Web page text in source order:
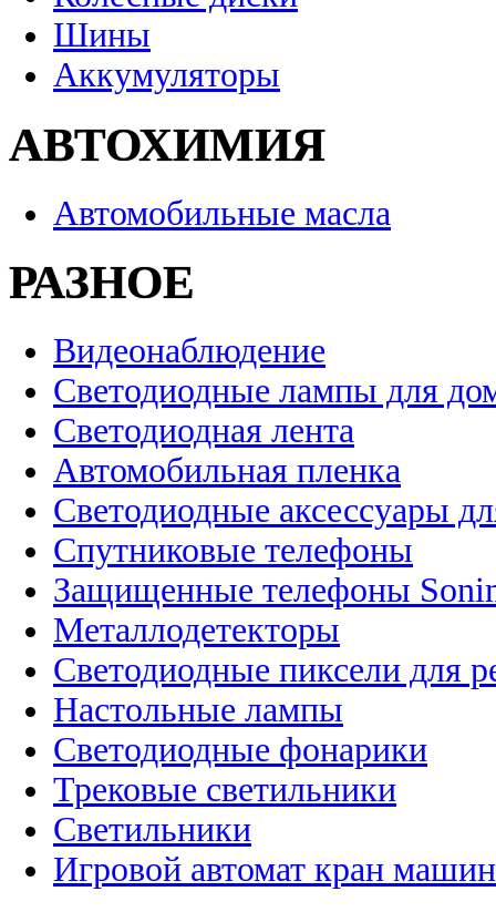
Шины
Аккумуляторы
АВТОХИМИЯ
Автомобильные масла
РАЗНОЕ
Видеонаблюдение
Светодиодные лампы для
Светодиодная лента
Автомобильная пленка
Светодиодные аксессуары
Спутниковые телефоны
Защищенные телефоны
Металлодетекторы
Светодиодные пиксели для
Настольные лампы
Светодиодные фонарики
Трековые светильники
Светильники
Игровой автомат кран